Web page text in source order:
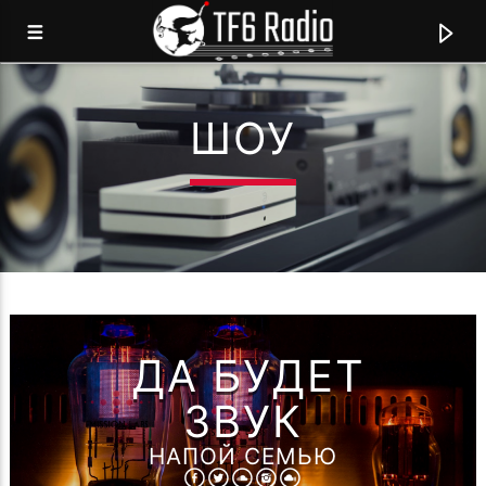
TF6 RADIO
МЫ ГОВОРИМ НА ЯЗЫКЕ МУЗЫКИ!
0:00
ШОУ
ДА БУДЕТ
ЗВУК
НАПОЙ СЕМЬЮ